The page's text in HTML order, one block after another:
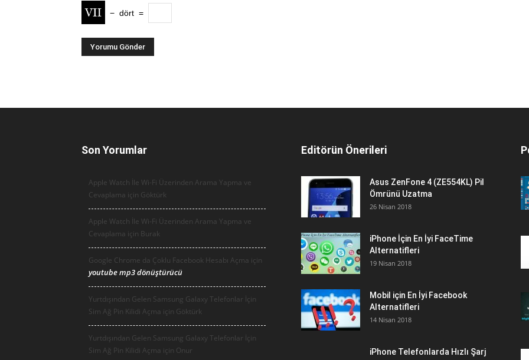
− dört =
Son Yorumlar
Apple Watch İle Wi-Fi Üzerinden Arama Yapma ve
Cevaplama için Göktürk
Apple Watch İle Wi-Fi Üzerinden Arama Yapma ve
Cevaplama için Burak
Google Chrome da Çoklu Facebook Hesabı Açma için
youtube mp3 dönüştürücü
Yurtdışından Gelen Samsung Galaxy Telefonlar İçin
Sim Ağ Pin Kilidi Açma için Göktürk
Yurtdışından Gelen Samsung Galaxy Telefonlar İçin
Sim Ağ Pin Kilidi Açma için Onur
Editörün Önerileri
Asus ZenFone 4 (ZE554KL) Pil
Ömrünü Uzatma
26 Nisan 2018
iPhone İçin En İyi FaceTime
Alternatifleri
19 Nisan 2018
Mobil için En İyi Facebook
Alternatifleri
14 Nisan 2018
iPhone Telefonlarda Hızlı Şarj